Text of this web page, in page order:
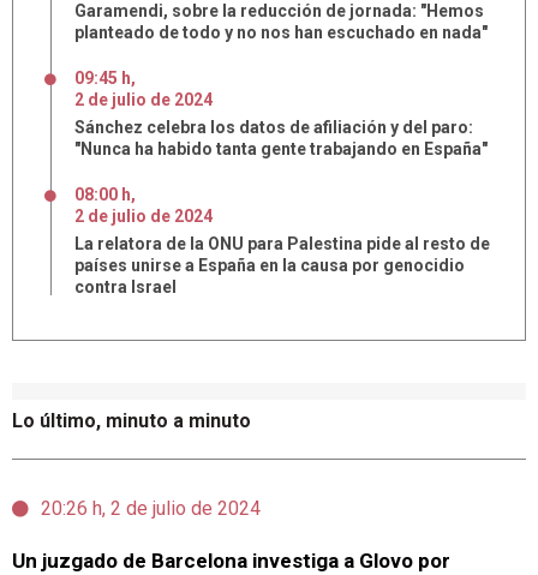
Lo último, minuto a minuto
20:26 h, 2 de julio de 2024
Un juzgado de Barcelona investiga a Glovo por
Garamendi, sobre la reducción de jornada: "Hemos
planteado de todo y no nos han escuchado en nada"
09:45 h,
2 de julio de 2024
Sánchez celebra los datos de afiliación y del paro:
"Nunca ha habido tanta gente trabajando en España"
08:00 h,
2 de julio de 2024
La relatora de la ONU para Palestina pide al resto de
países unirse a España en la causa por genocidio
contra Israel